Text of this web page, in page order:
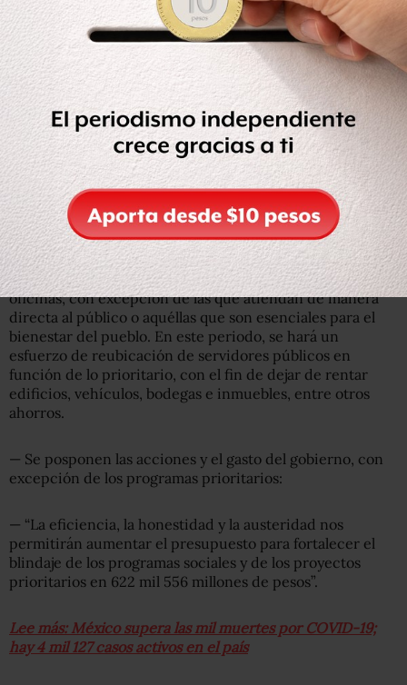
partidas de servicios generales y materiales y
suministros. Esto también incluye a lo supuestamente
comprometido.
— Se cancelan diez subsecretarías
-aunque no se
especifica cuáles-, y se garantiza el empleo con el mismo
rango y los mismos ingresos a quienes dejarán dichos
cargos.
— Se extenderá hasta el 1o de agosto la suspensión de
labores con goce de sueldo a quienes ya se encuentran
en esta situación debido a la pandemia del coronavirus.
— Deberán de permanecer cerradas la mitad de las
oficinas, con excepción de las que atiendan de manera
directa al público o aquéllas que son esenciales para el
bienestar del pueblo. En este periodo, se hará un
esfuerzo de reubicación de servidores públicos en
función de lo prioritario, con el fin de dejar de rentar
edificios, vehículos, bodegas e inmuebles, entre otros
ahorros.
— Se posponen las acciones y el gasto del gobierno, con
excepción de los programas prioritarios:
— “La eficiencia, la honestidad y la austeridad nos
permitirán aumentar el presupuesto para fortalecer el
blindaje de los programas sociales y de los proyectos
prioritarios en 622 mil 556 millones de pesos”.
Lee más: México supera las mil muertes por COVID-19;
hay 4 mil 127 casos activos en el país